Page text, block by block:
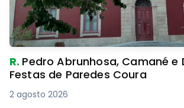
R. Pedro Abrunhosa, Camané e
Festas de Paredes Coura
2 agosto 2026